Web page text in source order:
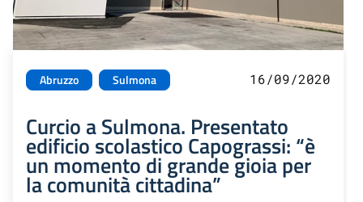
Abruzzo Sulmona 16/09/2020
Curcio a Sulmona. Presentato
edificio scolastico Capograssi: “è
un momento di grande gioia per
la comunità cittadina”